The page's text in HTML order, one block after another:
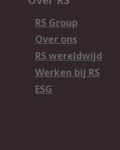
RS Group
Over ons
RS wereldwijd
Werken bij RS
ESG